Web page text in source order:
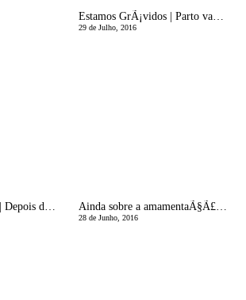
Estamos GrÃ¡vidos | Parto vaginal ou cesariana?
29 de Julho, 2016
Estamos GrÃ¡vidos | Depois do nascimentoâ€¦ Gerir visitas! Ainda sobre a amamentaÃ§Ã£o! O COLOSTRO! Leite Fracoâ€¦ Outra vez nÃ£o!!!
28 de Junho, 2016